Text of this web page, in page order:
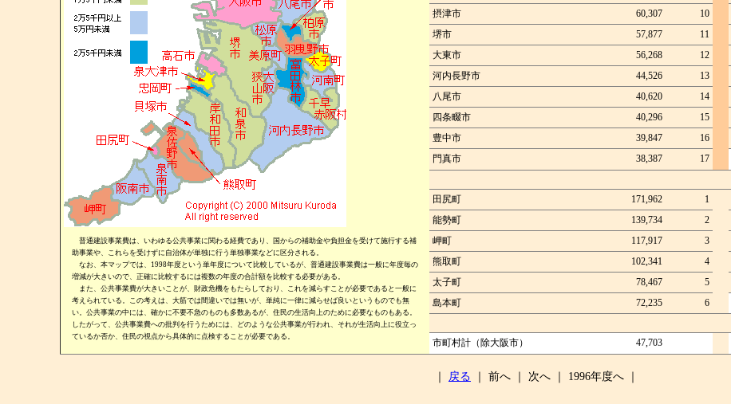
普通建設事業費は、いわゆる公共事業に関わる経費であり、国からの補助金や負担金を受けて施行する補
助事業や、これらを受けずに自治体が単独に行う単独事業などに区分される。
なお、本マップでは、1998年度という単年度について比較しているが、普通建設事業費は一般に年度毎の
増減が大きいので、正確に比較するには複数の年度の合計額を比較する必要がある。
また、公共事業費が大きいことが、財政危機をもたらしており、これを減らすことが必要であると一般に
考えられている。この考えは、大筋では間違いでは無いが、単純に一律に減らせば良いというものでも無
い。公共事業の中には、確かに不要不急のものも多数あるが、住民の生活向上のために必要なものもある。
したがって、公共事業費への批判を行うためには、どのような公共事業が行われ、それが生活向上に役立っ
ているか否か、住民の視点から具体的に点検することが必要である。
摂津市
60,307 10
堺市
57,877 11
大東市
56,268 12
河内長野市
44,526 13
八尾市
40,620 14
四条畷市
40,296 15
豊中市
39,847 16
門真市
38,387 17
田尻町 171,962 1
能勢町
139,734 2
岬町
117,917 3
熊取町
102,341 4
太子町
78,467 5
島本町
72,235 6
市町村計（除大阪市） 47,703
｜ 戻る ｜ 前へ ｜ 次へ ｜ 1996年度へ ｜